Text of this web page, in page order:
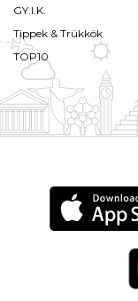
GY.I.K.
Tippek & Trükkök
TOP10